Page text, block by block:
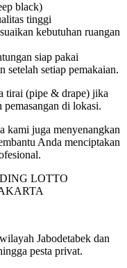
black)
tinggi
kebutuhan ruangan
siap pakai
setelah setiap pemakaian.
tirai (pipe & drape) jika
di lokasi.
kami juga menyenangkan
Anda menciptakan
Jabodetabek dan
pesta privat.